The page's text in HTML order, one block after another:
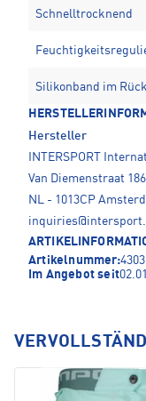
Schnelltrocknend
Silikonband im
Hersteller
INTERSPORT
Van Diemenstraat 186
NL - 1013CP
Artikelnummer:
Im Angebot seit